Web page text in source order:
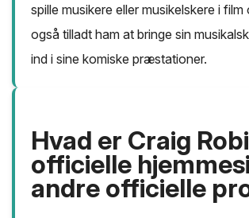
spille musikere eller musikelskere i
også tilladt ham at bringe sin
ind i sine komiske præstationer.
Hvad er Craig
officielle
andre officielle